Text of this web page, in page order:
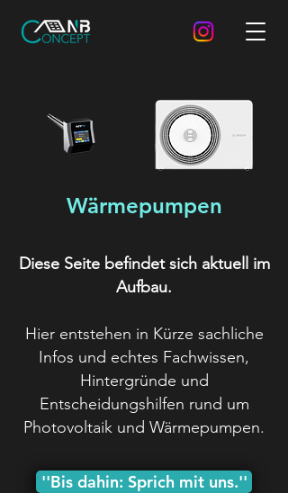
Wärmepumpen
Diese Seite befindet sich aktuell im
Aufbau.
Hier entstehen in Kürze sachliche
Infos und echtes Fachwissen,
Hintergründe und
Entscheidungshilfen rund um
Photovoltaik und Wärmepumpen.
''Bis dahin: Sprich mit uns.''